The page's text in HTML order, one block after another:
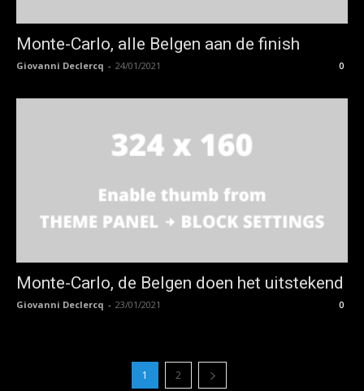
Monte-Carlo, alle Belgen aan de finish
Giovanni Declercq - 24/01/2021 0
Monte-Carlo, de Belgen doen het uitstekend
Giovanni Declercq - 23/01/2021 0
1 2